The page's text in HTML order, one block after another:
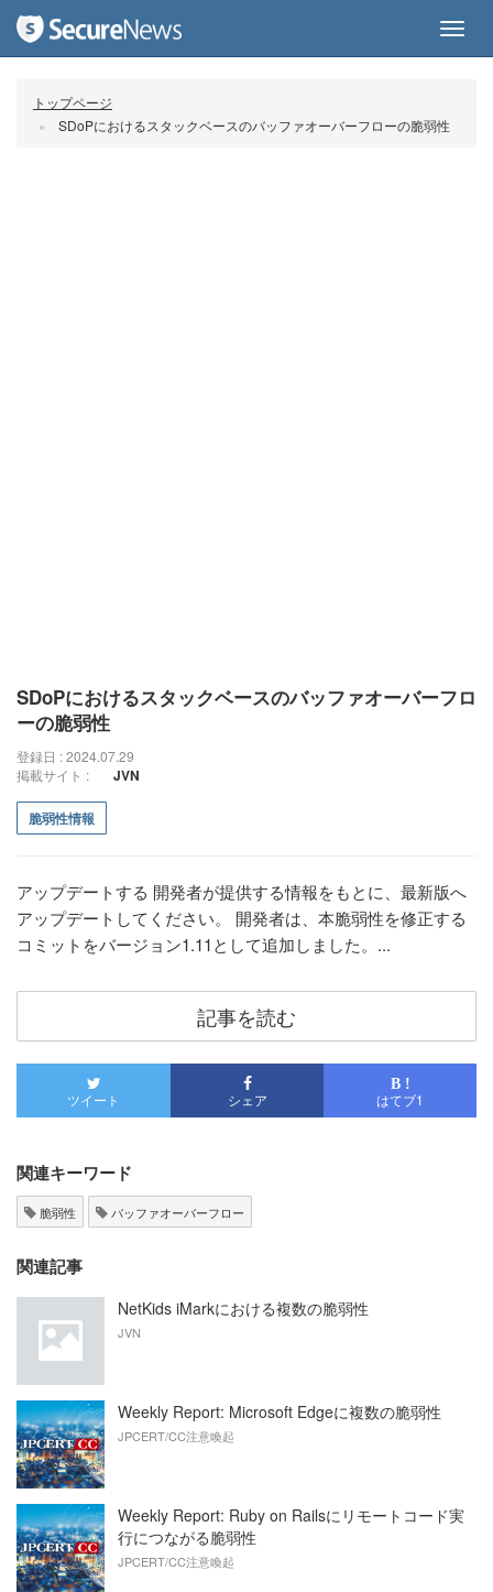
トップページ
SDoPにおけるスタックベースのバッファオーバーフローの脆弱性
SDoPにおけるスタックベースのバッファオーバーフロ
ーの脆弱性
登録日 : 2024.07.29
掲載サイト :
JVN
脆弱性情報
アップデートする 開発者が提供する情報をもとに、最新版へ
アップデートしてください。 開発者は、本脆弱性を修正する
コミットをバージョン1.11として追加しました。...
記事を読む
ツイート シェア
B !
はてブ1
関連キーワード
脆弱性 バッファオーバーフロー
関連記事
NetKids iMarkにおける複数の脆弱性
JVN
Weekly Report: Microsoft Edgeに複数の脆弱性
JPCERT/CC注意喚起
Weekly Report: Ruby on Railsにリモートコード実
行につながる脆弱性
JPCERT/CC注意喚起